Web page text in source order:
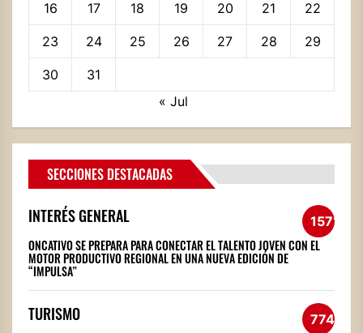
16 17 18 19 20 21 22
23 24 25 26 27 28 29
30
31
« Jul
SECCIONES DESTACADAS
INTERÉS GENERAL 1571
ONCATIVO SE PREPARA PARA CONECTAR EL TALENTO JOVEN CON EL
MOTOR PRODUCTIVO REGIONAL EN UNA NUEVA EDICIÓN DE
“IMPULSA”
TURISMO 774